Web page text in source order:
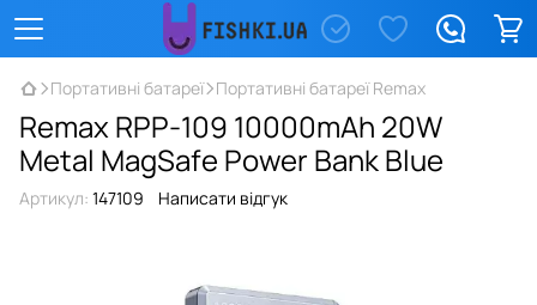
Портативні батареї Портативні батареї Remax
Remax RPP-109 10000mAh 20W
Metal MagSafe Power Bank Blue
Артикул: 147109 Написати відгук